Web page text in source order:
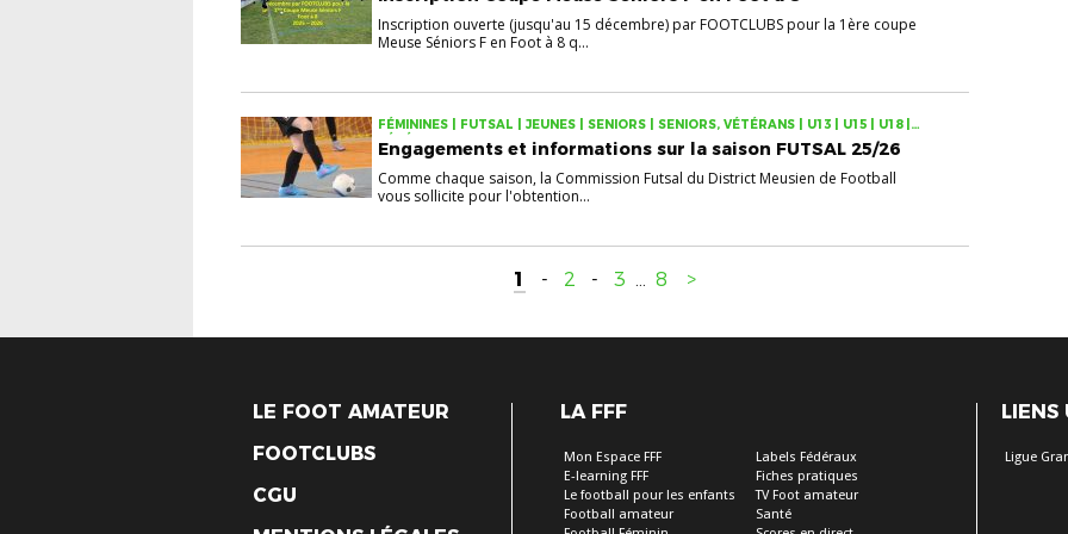
Inscription ouverte (jusqu'au 15 décembre) par FOOTCLUBS pour la 1ère coupe
Meuse Séniors F en Foot à 8 q...
FÉMININES | FUTSAL | JEUNES | SENIORS | SENIORS, VÉTÉRANS | U13 | U15 | U18 |
VÉTÉRANS
Engagements et informations sur la saison FUTSAL 25/26
Comme chaque saison, la Commission Futsal du District Meusien de Football
vous sollicite pour l'obtention...
1 - 2 - 3 8 >
LE FOOT AMATEUR
FOOTCLUBS
CGU
LA FFF
Mon Espace FFF
E-learning FFF
Le football pour les enfants
Football amateur
Labels Fédéraux
Fiches pratiques
TV Foot amateur
Santé
LIENS
Ligue